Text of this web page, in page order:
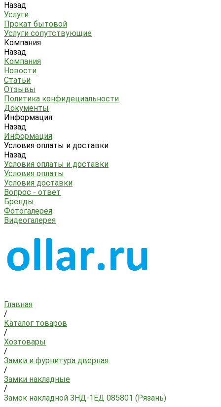
Назад
Услуги
Прокат бытовой
Услуги сопутствующие
Компания
Назад
Компания
Новости
Статьи
Отзывы
Политика конфидециальности
Документы
Информация
Назад
Информация
Условия оплаты и доставки
Назад
Условия оплаты и доставки
Условия оплаты
Условия доставки
Вопрос - ответ
Бренды
Фотогалерея
Видеогалерея
Главная
/
Каталог товаров
/
Хозтовары
/
Замки и фурнитура дверная
/
Замки накладные
/
Замок накладной ЗНД-1ЕД 085801 (Рязань)